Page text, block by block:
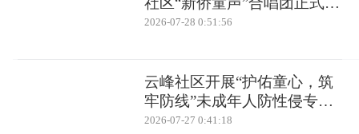
课
2026-07-28 0:51:56
云峰社区开展“护佑童心，筑
牢防线”未成年人防性侵专题
安全教育活动
2026-07-27 0:41:18